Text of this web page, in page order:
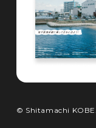
© Shitamachi KOBE.